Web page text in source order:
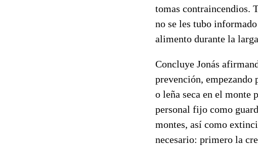
tomas contraincendios.
no se les tubo
alimento durante la
Concluye Jonás
prevención, empezando
o leña seca en el monte
personal fijo como
montes, así como
necesario: primero la